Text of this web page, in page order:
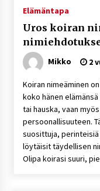
Elämäntapa
Uros koiran
Mikko 2
Koiran nimeäminen
koko hänen
tai hauska, vaan
persoonallisuuteen.
suosittuja, perinteisiä
löytäisit täydellisen
Olipa koirasi suuri,